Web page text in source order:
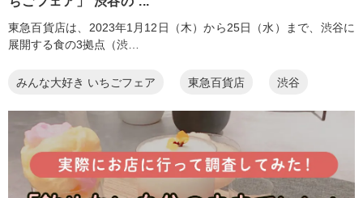
東急百貨店は、2023年1月12日（木）から25日（水）まで、渋谷に
展開する食の3拠点（渋…
みんな大好き いちごフェア 東急百貨店 渋谷